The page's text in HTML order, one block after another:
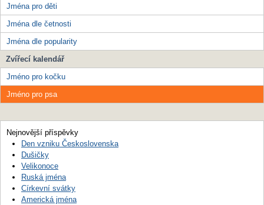
Jména pro děti
Jména dle četnosti
Jména dle popularity
Zvířecí kalendář
Jméno pro kočku
Jméno pro psa
Nejnovější příspěvky
Den vzniku Československa
Dušičky
Velikonoce
Ruská jména
Církevní svátky
Americká jména